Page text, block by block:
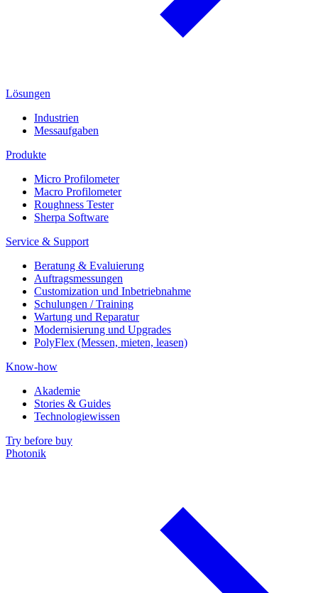
Lösungen
Industrien
Messaufgaben
Produkte
Micro Profilometer
Macro Profilometer
Roughness Tester
Sherpa Software
Service & Support
Beratung & Evaluierung
Auftragsmessungen
Customization und Inbetriebnahme
Schulungen / Training
Wartung und Reparatur
Modernisierung und Upgrades
PolyFlex (Messen, mieten, leasen)
Know-how
Akademie
Stories & Guides
Technologiewissen
Try before buy
Photonik